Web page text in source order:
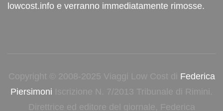
lowcost.info e verranno immediatamente rimosse.
Copyright © 2008-2025 Viaggi Low Cost di Federica
Piersimoni Iscrizione N. 7/2013 Tribunale di Rimini.
Direttrice ed editore del giornale, Federica